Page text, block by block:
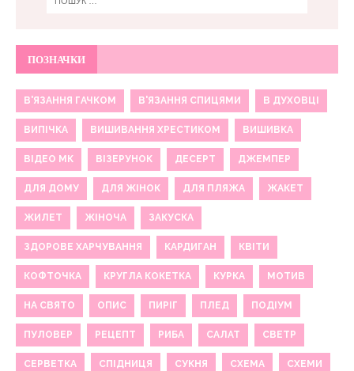
ПОЗНАЧКИ
В'ЯЗАННЯ ГАЧКОМ В'ЯЗАННЯ СПИЦЯМИ В ДУХОВЦІ
ВИПІЧКА ВИШИВАННЯ ХРЕСТИКОМ ВИШИВКА
ВІДЕО МК ВІЗЕРУНОК ДЕСЕРТ ДЖЕМПЕР
ДЛЯ ДОМУ ДЛЯ ЖІНОК ДЛЯ ПЛЯЖА ЖАКЕТ
ЖИЛЕТ ЖІНОЧА ЗАКУСКА
ЗДОРОВЕ ХАРЧУВАННЯ КАРДИГАН КВІТИ
КОФТОЧКА КРУГЛА КОКЕТКА КУРКА МОТИВ
НА СВЯТО ОПИС ПИРІГ ПЛЕД ПОДІУМ
ПУЛОВЕР РЕЦЕПТ РИБА САЛАТ СВЕТР
СЕРВЕТКА СПІДНИЦЯ СУКНЯ СХЕМА СХЕМИ